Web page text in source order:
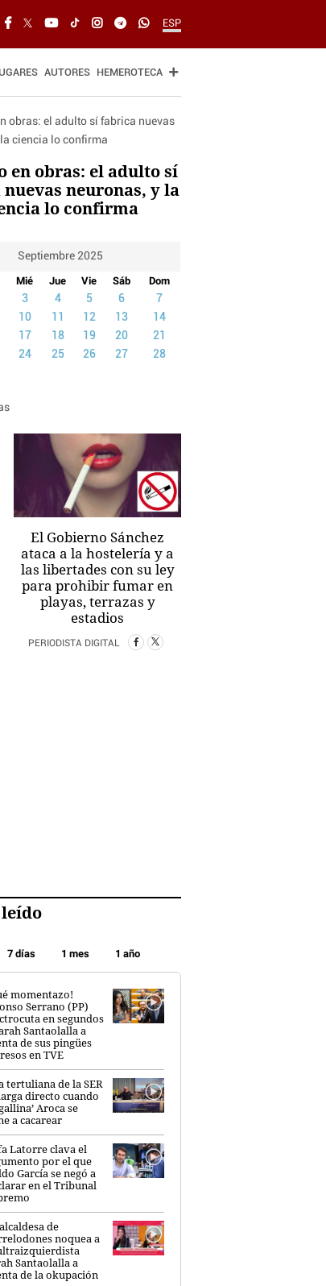
ESP
AUTORES HEMEROTECA
en obras: el adulto sí
neuronas, y la
lo confirma
Septiembre 2025
Mié Jue Vie Sáb Dom
3 4 5 6
7
10 12 13
14
17 18 19 20
21
24 25 26 27
28
El Gobierno Sánchez
ataca a la hostelería y a
las libertades con su ley
para prohibir fumar en
playas, terrazas y
estadios
PERIODISTA DIGITAL
7 días 1 mes 1 año
momentazo!
Serrano (PP)
en segundos
Santaolalla a
de sus pingües
en TVE
tertuliana de la SER
directo cuando
Aroca se
a cacarear
Latorre clava el
por el que
García se negó a
en el Tribunal
de
noquea a
Santaolalla a
de la okupación